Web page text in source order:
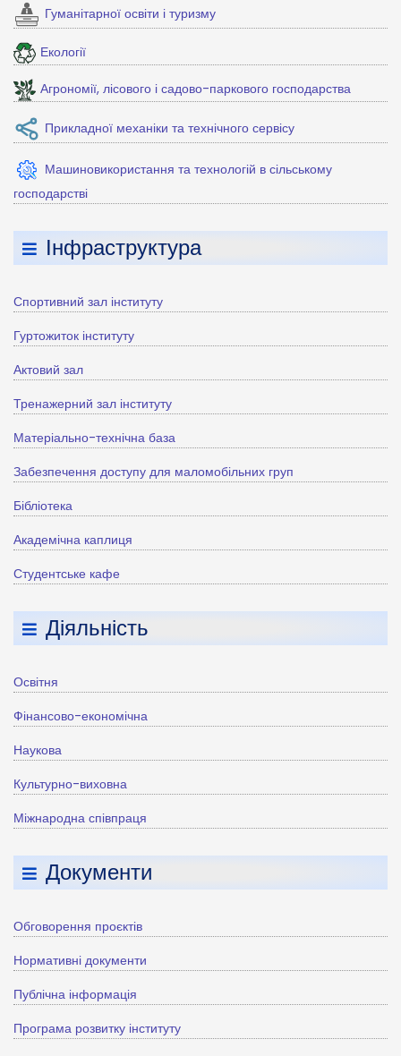
Гуманітарної освіти і туризму
Екології
Агрономії, лісового і садово-паркового господарства
Прикладної механіки та технічного сервісу
Машиновикористання та технологій в сільському
господарстві
Інфраструктура
Спортивний зал інституту
Гуртожиток інституту
Актовий зал
Тренажерний зал інституту
Матеріально-технічна база
Забезпечення доступу для маломобільних груп
Бібліотека
Академічна каплиця
Студентське кафе
Діяльність
Освітня
Фінансово-економічна
Наукова
Культурно-виховна
Міжнародна співпраця
Документи
Обговорення проєктів
Нормативні документи
Публічна інформація
Програма розвитку інституту